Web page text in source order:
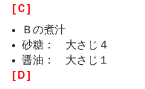
[Ｃ]
Ｂの煮汁
砂糖： 大さじ４
醤油： 大さじ１
[Ｄ]